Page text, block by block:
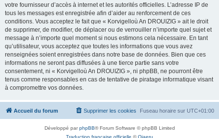
votre fournisseur d’accès à internet et les autorités officielles. L’adresse IP de
tous les messages est enregistrée afin d’aider au renforcement de ces
conditions. Vous acceptez le fait que « Korvigelloù An DROUIZIG » ait le droit
de supprimer, de modifier, de déplacer ou de verrouiller n’importe quel sujet et
message à n’importe quel moment si nous estimons cela nécessaire. En tant
qu’utilisateur, vous acceptez que toutes les informations que vous avez
renseignées soient enregistrées dans notre base de données. Bien que ces
informations ne seront pas diffusées à une tierce partie sans votre
consentement, ni « Korvigelloù An DROUIZIG », ni phpBB, ne pourront être
tenus comme responsables en cas de tentative de piratage informatique visant
à compromettre vos données.
Accueil du forum Fuseau horaire sur UTC+01:00
Supprimer les cookies
Développé parphpBB® Forum Software © phpBB Limited
Traduction française officielle ©Qiaeru